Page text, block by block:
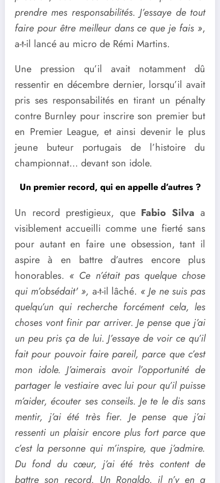
prendre mes responsabilités. J’essaye de tout
faire pour être meilleur dans ce que je fais »,
a-t-il lancé au micro de Rémi Martins.
Une pression qu’il avait notamment dû
ressentir en décembre dernier, lorsqu’il avait
pris ses responsabilités en tirant un pénalty
contre Burnley pour inscrire son premier but
en Premier League, et ainsi devenir le plus
jeune buteur portugais de l’histoire du
championnat… devant son idole.
Un premier record, qui en appelle d’autres ?
Un record prestigieux, queFabio Silva a
visiblement accueilli comme une fierté sans
pour autant en faire une obsession, tant il
aspire à en battre d’autres encore plus
honorables. « Ce n’était pas quelque chose
qui m’obsédait' », a-t-il lâché. « Je ne suis pas
quelqu’un qui recherche forcément cela, les
choses vont finir par arriver. Je pense que j’ai
un peu pris ça de lui. J’essaye de voir ce qu’il
fait pour pouvoir faire pareil, parce que c’est
mon idole. J’aimerais avoir l’opportunité de
partager le vestiaire avec lui pour qu’il puisse
m’aider, écouter ses conseils. Je te le dis sans
mentir, j’ai été très fier. Je pense que j’ai
ressenti un plaisir encore plus fort parce que
c’est la personne qui m’inspire, que j’admire.
Du fond du cœur, j’ai été très content de
battre son record. Un Ronaldo, il n’y en a